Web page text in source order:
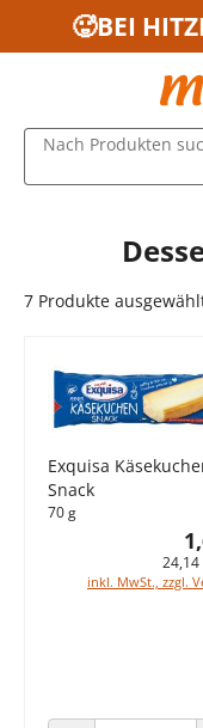
Zum Hauptinhalt
Zur Navigation
Zur Suche springen
🥵BEI
Nach Produkten
7 Produkte
Exquisa
Snack
70 g
inkl. MwSt., zzgl.